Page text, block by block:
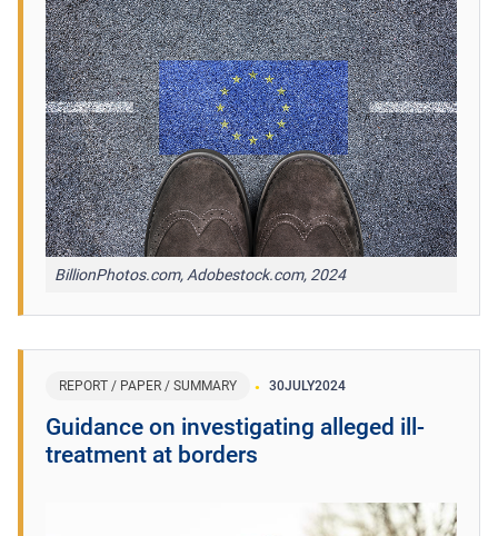
BillionPhotos.com, Adobestock.com, 2024
REPORT / PAPER / SUMMARY 30JULY2024
Guidance on investigating alleged ill-
treatment at borders